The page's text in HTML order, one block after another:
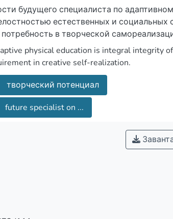
будущего специалиста по
естественных и социальных
в творческой
physical education is integral integrity
in creative self-realization.
творческий потенциал
future specialist on ...